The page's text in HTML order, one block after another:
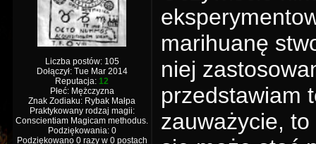
Liczba postów: 105
Dołączył: Tue Mar 2014
Reputacja: 12
Płeć: Mężczyzna
Znak Zodiaku: Rybak Małpa
Praktykowany rodzaj magii:
Conscientiam Magicam methodus.
Podziękowania: 0
Podziękowano 0 razy w 0 postach
marihuanę
niej
przedstawiam
zauważycie,